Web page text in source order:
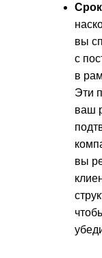
вы
с
в
Эти
ваш
вы